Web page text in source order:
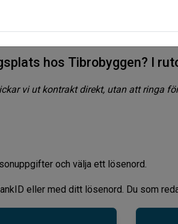
hos Tibrobyggen? I
vi ut kontrakt direkt, utan att ringa
och välja ett lösenord.
eller med ditt lösenord. Du som